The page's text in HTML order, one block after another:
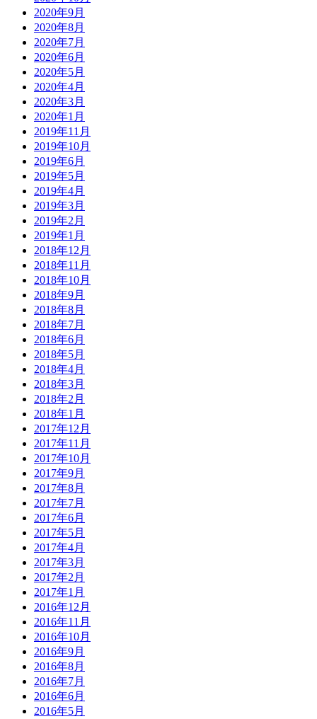
2020年9月
2020年8月
2020年7月
2020年6月
2020年5月
2020年4月
2020年3月
2020年1月
2019年11月
2019年10月
2019年6月
2019年5月
2019年4月
2019年3月
2019年2月
2019年1月
2018年12月
2018年11月
2018年10月
2018年9月
2018年8月
2018年7月
2018年6月
2018年5月
2018年4月
2018年3月
2018年2月
2018年1月
2017年12月
2017年11月
2017年10月
2017年9月
2017年8月
2017年7月
2017年6月
2017年5月
2017年4月
2017年3月
2017年2月
2017年1月
2016年12月
2016年11月
2016年10月
2016年9月
2016年8月
2016年7月
2016年6月
2016年5月